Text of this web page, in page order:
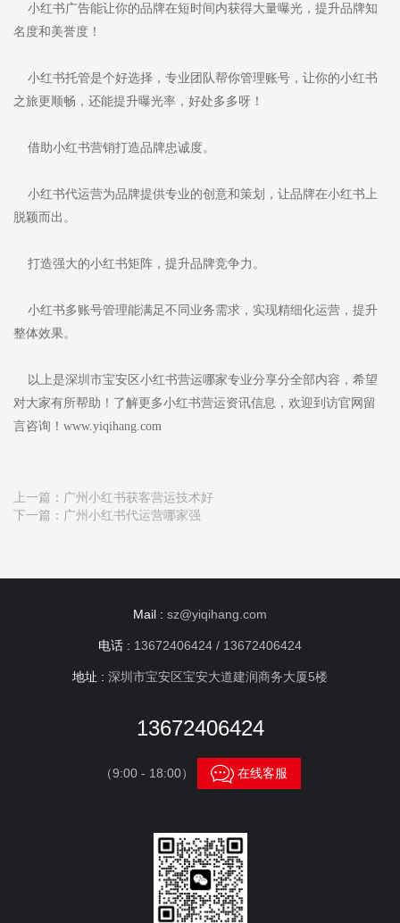
小红书广告能让你的品牌在短时间内获得大量曝光，提升品牌知
名度和美誉度！
小红书托管是个好选择，专业团队帮你管理账号，让你的小红书
之旅更顺畅，还能提升曝光率，好处多多呀！
借助小红书营销打造品牌忠诚度。
小红书代运营为品牌提供专业的创意和策划，让品牌在小红书上
脱颖而出。
打造强大的小红书矩阵，提升品牌竞争力。
小红书多账号管理能满足不同业务需求，实现精细化运营，提升
整体效果。
以上是深圳市宝安区小红书营运哪家专业分享分全部内容，希望
对大家有所帮助！了解更多小红书营运资讯信息，欢迎到访官网留
言咨询！www.yiqihang.com
上一篇： 广州小红书获客营运技术好
下一篇： 广州小红书代运营哪家强
Mail : sz@yiqihang.com
电话 : 13672406424 / 13672406424
地址 : 深圳市宝安区宝安大道建润商务大厦5楼
13672406424
（9:00 - 18:00） 在线客服